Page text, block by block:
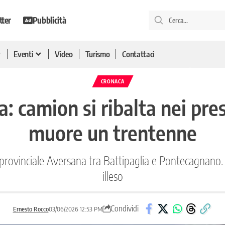
Pubblicità
Eventi Video Turismo Contattaci
CRONACA
camion si ribalta nei
muore un trentenne
Aversana tra Battipaglia e
illeso
Ernesto Rocco03/06/2026 12:53 PM Condividi